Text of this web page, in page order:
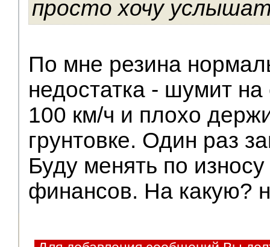
просто хочу
По мне резина
недостатка - шумит
100 км/ч и плохо
грунтовке. Один раз
Буду менять по
финансов. На какую?